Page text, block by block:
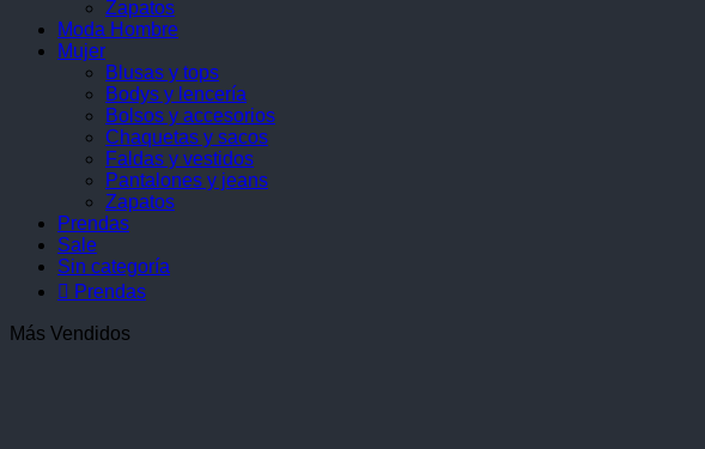
Zapatos
Moda Hombre
Mujer
Blusas y tops
Bodys y lencería
Bolsos y accesorios
Chaquetas y sacos
Faldas y vestidos
Pantalones y jeans
Zapatos
Prendas
Sale
Sin categoría
 Prendas
Más Vendidos